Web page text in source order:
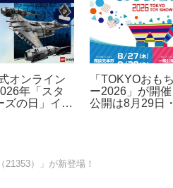
オンライン
年「スタ
ズの日」イベ
「TOKYOおも
ー2026」が開
公開は8月29日
）」が新登場！